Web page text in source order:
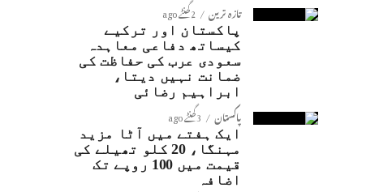
تازہ ترین 2 گھنٹے ago
پاکستان اور ترکیے
کیساتھ دفاعی معاہدہ
سعودی عرب کی حفاظت کی
ضمانت نہیں دیتا،
ابراہیم رضائی
پاکستان 3 گھنٹے ago
ایک ہفتے میں آٹا مزید
مہنگا، 20 کلو تھیلے کی
قیمت میں 100 روپے تک
اضافہ